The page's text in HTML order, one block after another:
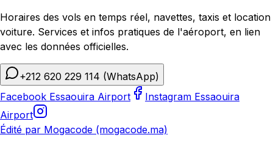
Horaires des vols en temps réel, navettes, taxis et location
voiture. Services et infos pratiques de l'aéroport, en lien
avec les données officielles.
+212 620 229 114 (WhatsApp)
Facebook Essaouira Airport
Instagram Essaouira
Airport
Édité par Mogacode (mogacode.ma)